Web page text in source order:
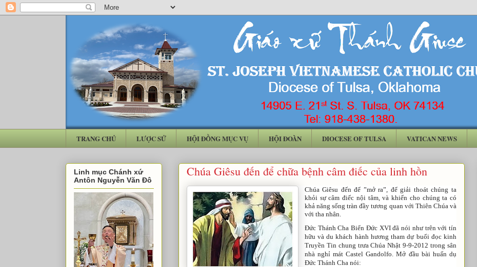
TRANG CHỦ LƯỢC SỬ HỘI ĐỒNG MỤC VỤ HỘI ĐOÀN DIOCESE OF TULSA VATICAN NEWS
Chúa Giêsu đến để chữa bệnh câm điếc của linh hồn
Chúa Giêsu đến để ”mở ra”, để giải thoát chúng ta
khỏi sự câm điếc nội tâm, và khiến cho chúng ta có
khả năng sống tràn đầy tương quan với Thiên Chúa và
với tha nhân.
Đức Thánh Cha Biển Đức XVI đã nói như trên với tín
hữu và du khách hành hương tham dự buổi đọc kinh
Truyền Tin chung trưa Chúa Nhật 9-9-2012 trong sân
nhà nghỉ mát Castel Gandolfo. Mở đầu bài huấn dụ
Đức Thánh Cha nói:
Linh mục Chánh xứ
Antôn Nguyễn Văn Đô